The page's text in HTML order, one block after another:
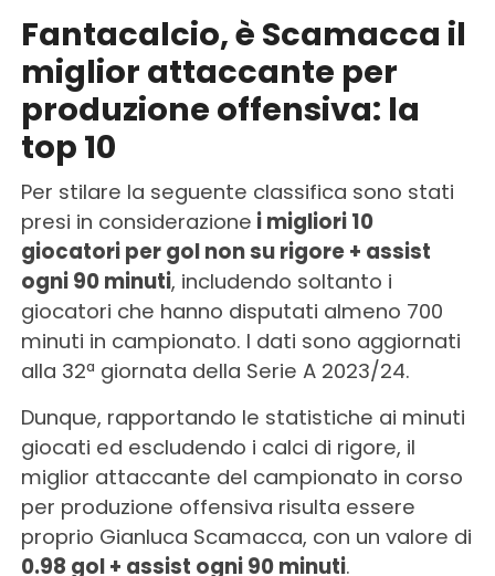
Fantacalcio, è Scamacca il
miglior attaccante per
produzione offensiva: la
top 10
Per stilare la seguente classifica sono stati
presi in considerazione i migliori 10
giocatori per gol non su rigore + assist
ogni 90 minuti, includendo soltanto i
giocatori che hanno disputati almeno 700
minuti in campionato. I dati sono aggiornati
alla 32ª giornata della Serie A 2023/24.
Dunque, rapportando le statistiche ai minuti
giocati ed escludendo i calci di rigore, il
miglior attaccante del campionato in corso
per produzione offensiva risulta essere
proprio Gianluca Scamacca, con un valore di
0.98 gol + assist ogni 90 minuti.